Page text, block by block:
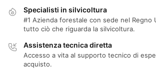
Specialisti in silvicoltura
#1 Azienda forestale con sede nel Regno
tutto ciò che riguarda la silvicoltura.
Assistenza tecnica diretta
Accesso a vita al supporto tecnico di
acquisto.